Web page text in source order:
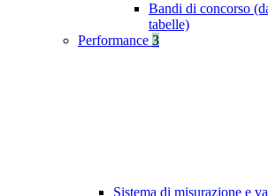
Bandi di concorso
tabelle)
Performance 3
Sistema di misurazione e